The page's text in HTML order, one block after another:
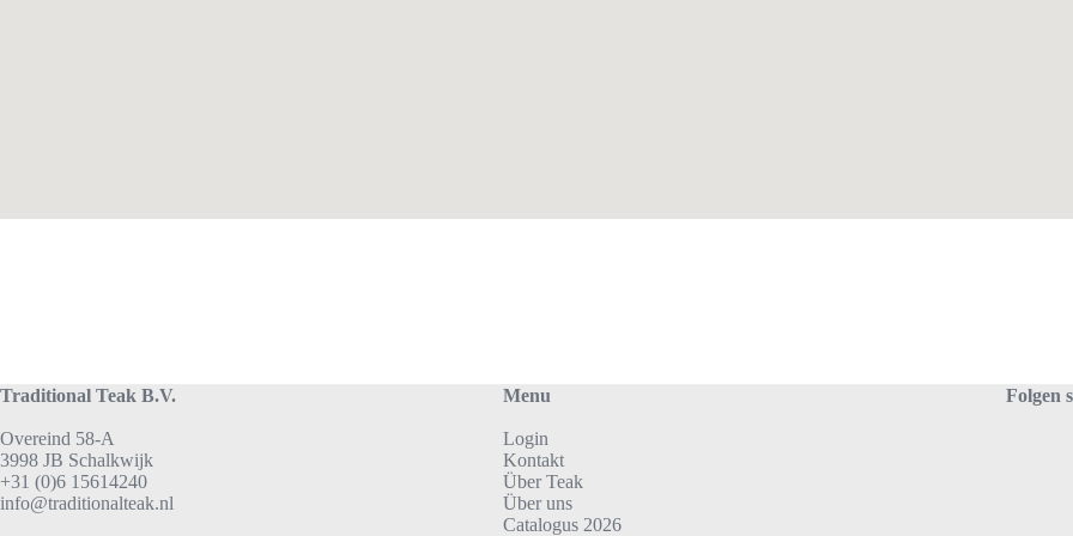
Traditional Teak B.V.
Overeind 58-A
3998 JB Schalkwijk
+31 (0)6 15614240
info@traditionalteak.nl
Menu
Login
Kontakt
Über Teak
Über uns
Catalogus 2026
Folgen